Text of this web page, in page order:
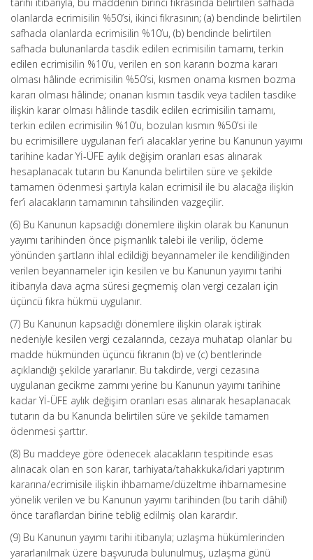
olanlarda ecrimisilin %50’si, ikinci fıkrasının; (a) bendinde belirtilen
safhada olanlarda ecrimisilin %10’u, (b) bendinde belirtilen
safhada bulunanlarda tasdik edilen ecrimisilin tamamı, terkin
edilen ecrimisilin %10’u, verilen en son kararın bozma kararı
olması hâlinde ecrimisilin %50’si, kısmen onama kısmen bozma
kararı olması hâlinde; onanan kısmın tasdik veya tadilen tasdike
ilişkin karar olması hâlinde tasdik edilen ecrimisilin tamamı,
terkin edilen ecrimisilin %10’u, bozulan kısmın %50’si ile
bu ecrimisillere uygulanan fer’i alacaklar yerine bu Kanunun yayımı
tarihine kadar Yİ-ÜFE aylık değişim oranları esas alınarak
hesaplanacak tutarın bu Kanunda belirtilen süre ve şekilde
tamamen ödenmesi şartıyla kalan ecrimisil ile bu alacağa ilişkin
fer’i alacakların tamamının tahsilinden vazgeçilir.
(6) Bu Kanunun kapsadığı dönemlere ilişkin olarak bu Kanunun
yayımı tarihinden önce pişmanlık talebi ile verilip, ödeme
yönünden şartların ihlal edildiği beyannameler ile kendiliğinden
verilen beyannameler için kesilen ve bu Kanunun yayımı tarihi
itibarıyla dava açma süresi geçmemiş olan vergi cezaları için
üçüncü fıkra hükmü uygulanır.
(7) Bu Kanunun kapsadığı dönemlere ilişkin olarak iştirak
nedeniyle kesilen vergi cezalarında, cezaya muhatap olanlar bu
madde hükmünden üçüncü fıkranın (b) ve (c) bentlerinde
açıklandığı şekilde yararlanır. Bu takdirde, vergi cezasına
uygulanan gecikme zammı yerine bu Kanunun yayımı tarihine
kadar Yİ-ÜFE aylık değişim oranları esas alınarak hesaplanacak
tutarın da bu Kanunda belirtilen süre ve şekilde tamamen
ödenmesi şarttır.
(8) Bu maddeye göre ödenecek alacakların tespitinde esas
alınacak olan en son karar, tarhiyata/tahakkuka/idari yaptırım
kararına/ecrimisile ilişkin ihbarname/düzeltme ihbarnamesine
yönelik verilen ve bu Kanunun yayımı tarihinden (bu tarih dâhil)
önce taraflardan birine tebliğ edilmiş olan karardır.
(9) Bu Kanunun yayımı tarihi itibarıyla; uzlaşma hükümlerinden
yararlanılmak üzere başvuruda bulunulmuş, uzlaşma günü